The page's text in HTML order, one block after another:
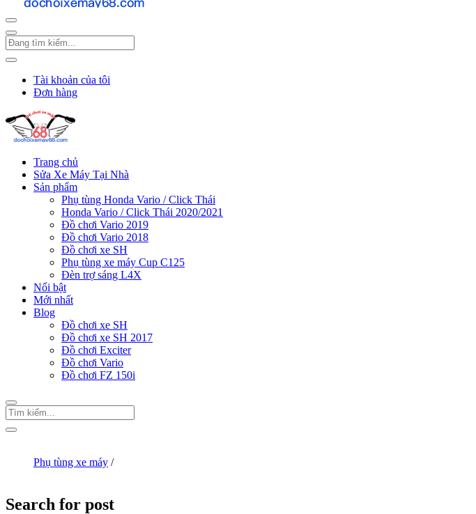
Tài khoản của tôi
Đơn hàng
Trang chủ
Sửa Xe Máy Tại Nhà
Sản phẩm
Phụ tùng Honda Vario / Click Thái
Honda Vario / Click Thái 2020/2021
Đồ chơi Vario 2019
Đồ chơi Vario 2018
Đồ chơi xe SH
Phụ tùng xe máy Cup C125
Đèn trợ sáng L4X
Nổi bật
Mới nhất
Blog
Đồ chơi xe SH
Đồ chơi xe SH 2017
Đồ chơi Exciter
Đồ chơi Vario
Đồ chơi FZ 150i
Phụ tùng xe máy /
Search for post